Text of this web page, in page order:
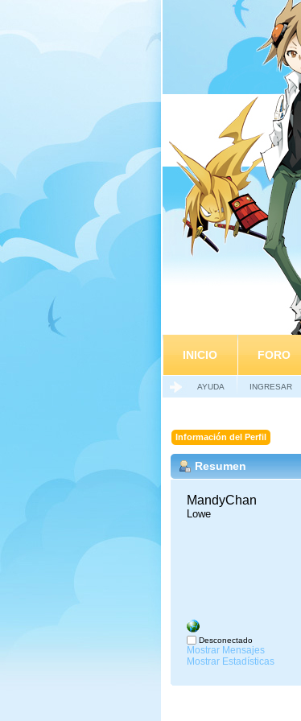
INICIO FORO
AYUDA INGRESAR
Información del Perfil
Resumen
MandyChan
Lowe
Desconectado
Mostrar Mensajes
Mostrar Estadísticas